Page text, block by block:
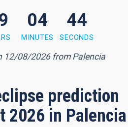
04
MINUTES
44
SECONDS
12/08/2026 from Palencia
prediction
2026 in Palencia